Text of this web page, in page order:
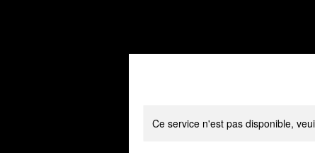
Ce service n'est pas disponible,